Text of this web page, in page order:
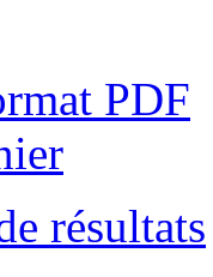
PDF
résultats